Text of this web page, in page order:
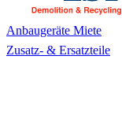
Anbaugeräte Miete
Zusatz- & Ersatzteile